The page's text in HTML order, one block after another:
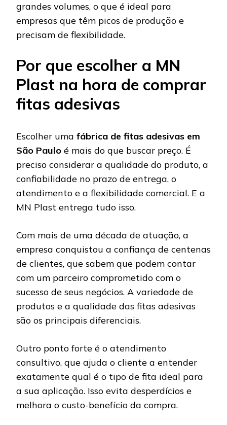
grandes volumes, o que é ideal para
empresas que têm picos de produção e
precisam de flexibilidade.
Por que escolher a MN
Plast na hora de comprar
fitas adesivas
Escolher uma fábrica de fitas adesivas em
São Paulo é mais do que buscar preço. É
preciso considerar a qualidade do produto, a
confiabilidade no prazo de entrega, o
atendimento e a flexibilidade comercial. E a
MN Plast entrega tudo isso.
Com mais de uma década de atuação, a
empresa conquistou a confiança de centenas
de clientes, que sabem que podem contar
com um parceiro comprometido com o
sucesso de seus negócios. A variedade de
produtos e a qualidade das fitas adesivas
são os principais diferenciais.
Outro ponto forte é o atendimento
consultivo, que ajuda o cliente a entender
exatamente qual é o tipo de fita ideal para
a sua aplicação. Isso evita desperdícios e
melhora o custo-benefício da compra.